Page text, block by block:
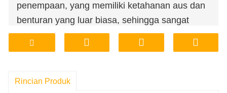
penempaan, yang memiliki ketahanan aus dan
benturan yang luar biasa, sehingga sangat
memperpanjang masa pakai komponen.
3. Permukaan gigi yang saling bertautan dan
pengoperasian yang lancar tanpa suara
Rincian Produk